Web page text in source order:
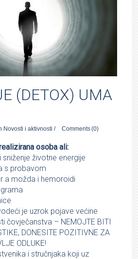
(DETOX) UMA
Novosti i aktivnosti / Comments(0)
osoba ali:
životne energije
s probavom
a možda i hemoroidi
je uzrok pojave većine
čovječanstva – NEMOJTE BITI
DONESITE POZITIVNE ZA
ODLUKE!
i stručnjaka koji uz